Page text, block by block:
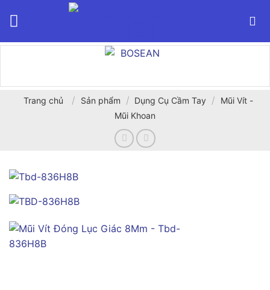
Trang chủ / Sản phẩm / Dụng Cụ Cầm Tay /
Mũi Vít -
Mũi Khoan